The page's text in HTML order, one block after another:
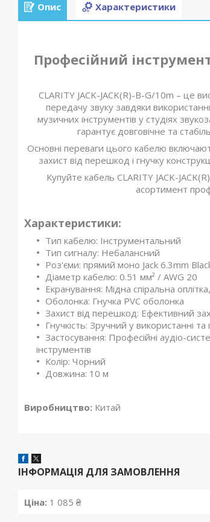
Опис Характеристики
Професійний
CLARITY JACK-JACK(R)-B-G/10m – це
передачу звуку завдяки
музичних інструментів у студіях
гарантує довговічне та
Основні переваги цього кабелю
захист від перешкод і гнучку
Купуйте кабель CLARITY JACK-
асортимент
Характеристики:
Тип кабелю: Інструментальний
Тип сигналу: Небалансний
Роз'єми: прямий моно Jack 6.3mm
Діаметр кабелю: 0.51 мм² / AWG 20
Екранування: Мідна спіральна
Оболонка: Гнучка PVC оболонка
Захист від перешкод: Ефективний
Гнучкість: Зручний у використанні
Застосування: Професійні аудіо-
інструментів
Колір: Чорний
Довжина: 10 м
Виробництво: Китай
ІНФОРМАЦІЯ ДЛЯ ЗАМОВЛЕННЯ
Ціна: 1 085 ₴